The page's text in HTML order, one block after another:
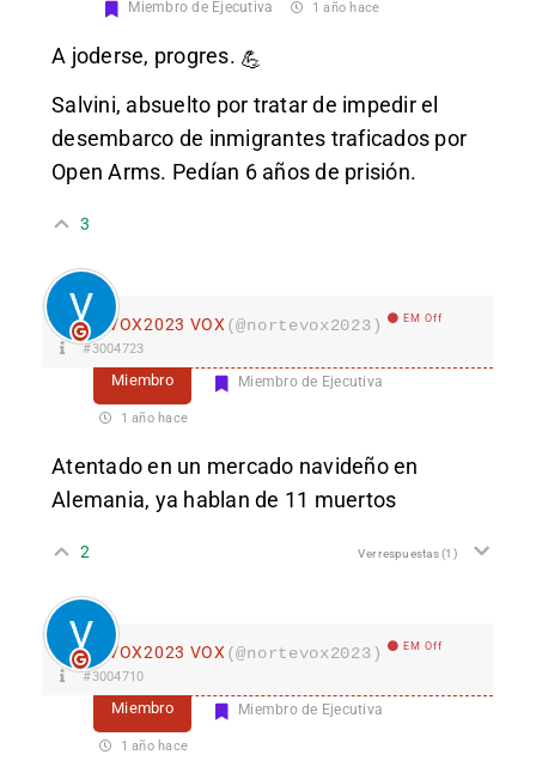
Miembro de Ejecutiva 1 año hace
A joderse, progres. 💪
Salvini, absuelto por tratar de impedir el
desembarco de inmigrantes traficados por
Open Arms. Pedían 6 años de prisión.
3
VOX2023 VOX (@nortevox2023) EM Off
#3004723
Miembro Miembro de Ejecutiva
1 año hace
Atentado en un mercado navideño en
Alemania, ya hablan de 11 muertos
2 Ver respuestas(1)
VOX2023 VOX (@nortevox2023) EM Off
#3004710
Miembro Miembro de Ejecutiva
1 año hace